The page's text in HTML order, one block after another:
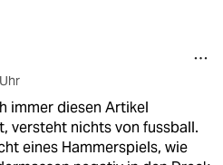
immer diesen Artikel
versteht nichts von fussball.
eines Hammerspiels, wie